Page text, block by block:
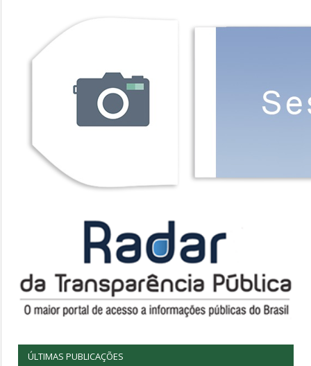
ÚLTIMAS PUBLICAÇÕES